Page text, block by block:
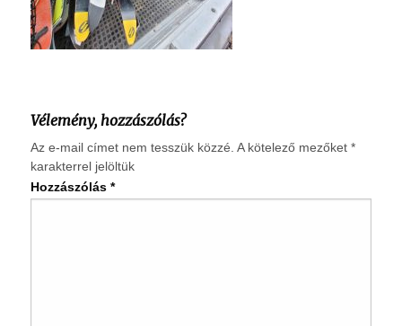
Vélemény, hozzászólás?
Az e-mail címet nem tesszük közzé. A kötelező mezőket *
karakterrel jelöltük
Hozzászólás *